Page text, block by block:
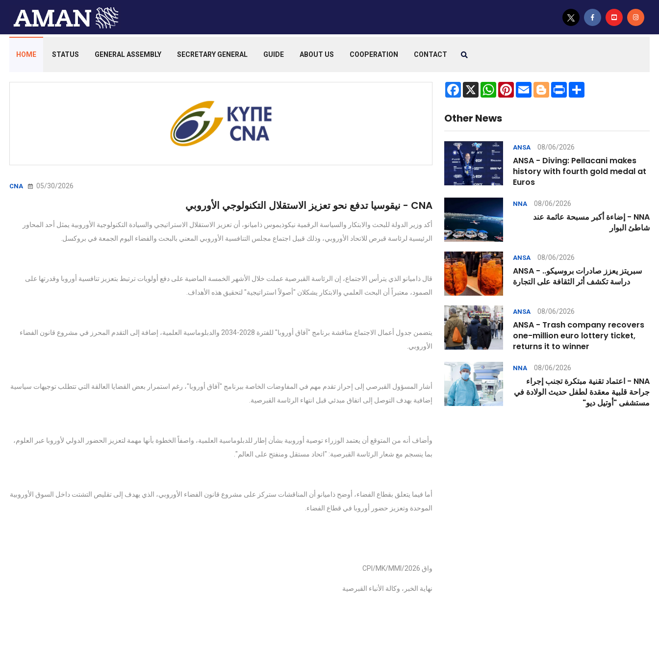
HOME STATUS GENERAL ASSEMBLY SECRETARY GENERAL GUIDE ABOUT US COOPERATION CONTACT
CNA 05/30/2026
CNA - نيقوسيا تدفع نحو تعزيز الاستقلال التكنولوجي الأوروبي
أكد وزير الدولة للبحث والابتكار والسياسة الرقمية نيكوذيموس ذاميانو، أن تعزيز الاستقلال الاستراتيجي والسيادة التكنولوجية الأوروبية يمثل أحد المحاور
الرئيسية لرئاسة قبرص للاتحاد الأوروبي، وذلك قبيل اجتماع مجلس التنافسية الأوروبي المعني بالبحث والفضاء اليوم الجمعة في بروكسل.
قال ذاميانو الذي يترأس الاجتماع، إن الرئاسة القبرصية عملت خلال الأشهر الخمسة الماضية على دفع أولويات ترتبط بتعزيز تنافسية أوروبا وقدرتها على
الصمود، معتبراً أن البحث العلمي والابتكار يشكلان "أصولاً استراتيجية" لتحقيق هذه الأهداف.
يتضمن جدول أعمال الاجتماع مناقشة برنامج "آفاق أوروبا" للفترة 2028-2034 والدبلوماسية العلمية، إضافة إلى التقدم المحرز في مشروع قانون الفضاء
الأوروبي.
أشار المسؤول القبرصي إلى إحراز تقدم مهم في المفاوضات الخاصة ببرنامج "آفاق أوروبا"، رغم استمرار بعض القضايا العالقة التي تتطلب توجيهات سياسية
إضافية بهدف التوصل إلى اتفاق مبدئي قبل انتهاء الرئاسة القبرصية.
وأضاف أنه من المتوقع أن يعتمد الوزراء توصية أوروبية بشأن إطار للدبلوماسية العلمية، واصفاً الخطوة بأنها مهمة لتعزيز الحضور الدولي لأوروبا عبر العلوم،
بما ينسجم مع شعار الرئاسة القبرصية: "اتحاد مستقل ومنفتح على العالم".
أما فيما يتعلق بقطاع الفضاء، أوضح ذاميانو أن المناقشات ستركز على مشروع قانون الفضاء الأوروبي، الذي يهدف إلى تقليص التشتت داخل السوق الأوروبية
الموحدة وتعزيز حضور أوروبا في قطاع الفضاء.
واق CPI/MK/MMI/2026
نهاية الخبر، وكالة الأنباء القبرصية
Facebook
X WhatsApp
Pinterest
EmailBlogger
Print Share
Other News
ANSA 08/06/2026
ANSA - Diving: Pellacani makes
history with fourth gold medal at
Euros
NNA 08/06/2026
NNA - إضاءة أكبر مسبحة عائمة عند
شاطئ البوار
ANSA 08/06/2026
ANSA - سبريتز يعزز صادرات بروسيكو..
دراسة تكشف أثر الثقافة على التجارة
ANSA 08/06/2026
ANSA - Trash company recovers
one-million euro lottery ticket,
returns it to winner
NNA 08/06/2026
NNA - اعتماد تقنية مبتكرة تجنب إجراء
جراحة قلبية معقدة لطفل حديث الولادة في
مستشفى "أوتيل ديو"